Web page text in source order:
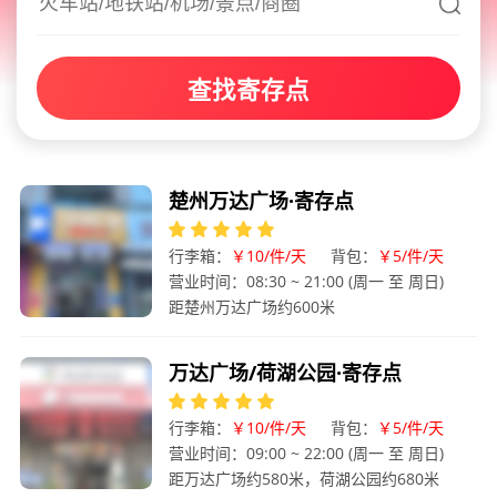
查找寄存点
楚州万达广场·寄存点
行李箱： ￥10/件/天 背包：
￥5/件/天
营业时间：08:30 ~ 21:00 (周一 至 周日)
距楚州万达广场约600米
万达广场/荷湖公园·寄存点
行李箱： ￥10/件/天 背包：
￥5/件/天
营业时间：09:00 ~ 22:00 (周一 至 周日)
距万达广场约580米，荷湖公园约680米